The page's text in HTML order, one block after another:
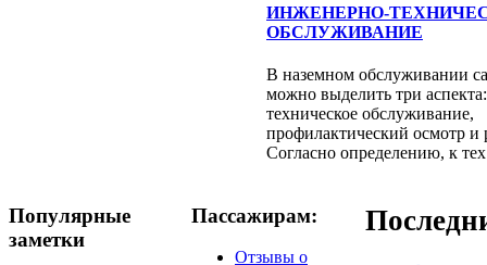
ИНЖЕНЕРНО-
ОБСЛУЖИВАНИЕ
В наземном обслуживании
можно выделить три аспекта:
техническое обслуживание,
профилактический осмотр и
Согласно определению, к
Популярные
заметки
Пассажирам:
Отзывы о